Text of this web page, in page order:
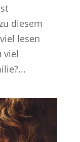
diesem
lesen
viel